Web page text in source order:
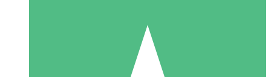
Pacotes de Créditos Individuais